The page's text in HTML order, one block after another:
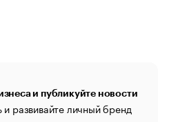
и публикуйте новости
развивайте личный бренд